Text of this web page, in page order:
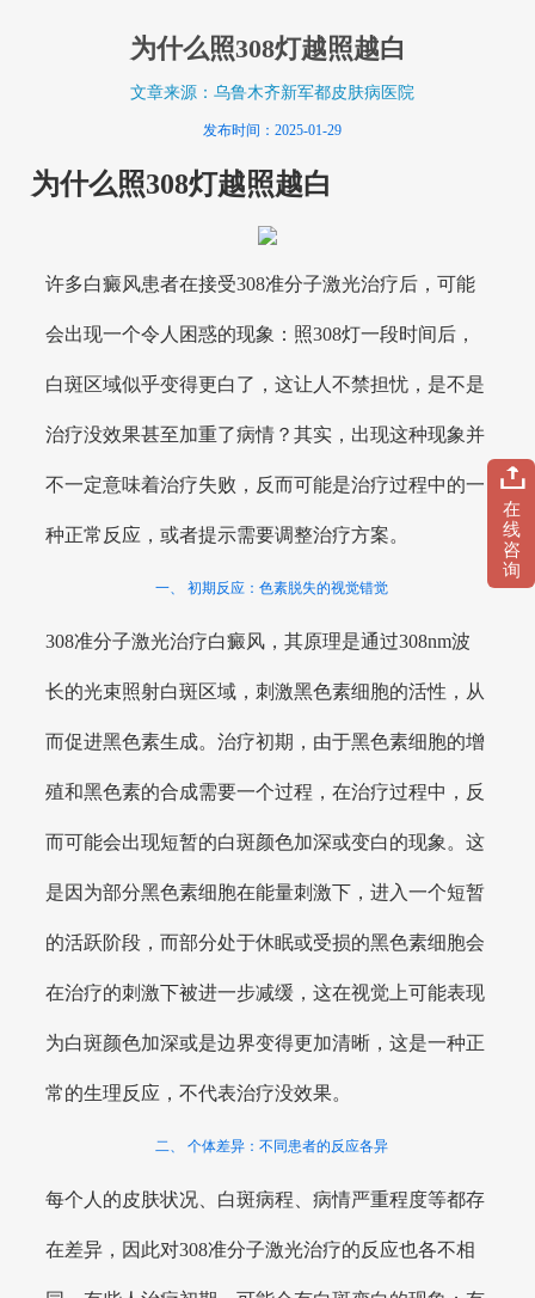
为什么照308灯越照越白
文章来源：乌鲁木齐新军都皮肤病医院
发布时间：2025-01-29
为什么照308灯越照越白
许多白癜风患者在接受308准分子激光治疗后，可能
会出现一个令人困惑的现象：照308灯一段时间后，
白斑区域似乎变得更白了，这让人不禁担忧，是不是
治疗没效果甚至加重了病情？其实，出现这种现象并
不一定意味着治疗失败，反而可能是治疗过程中的一
种正常反应，或者提示需要调整治疗方案。
一、 初期反应：色素脱失的视觉错觉
308准分子激光治疗白癜风，其原理是通过308nm波
长的光束照射白斑区域，刺激黑色素细胞的活性，从
而促进黑色素生成。治疗初期，由于黑色素细胞的增
殖和黑色素的合成需要一个过程，在治疗过程中，反
而可能会出现短暂的白斑颜色加深或变白的现象。这
是因为部分黑色素细胞在能量刺激下，进入一个短暂
的活跃阶段，而部分处于休眠或受损的黑色素细胞会
在治疗的刺激下被进一步减缓，这在视觉上可能表现
为白斑颜色加深或是边界变得更加清晰，这是一种正
常的生理反应，不代表治疗没效果。
二、 个体差异：不同患者的反应各异
每个人的皮肤状况、白斑病程、病情严重程度等都存
在差异，因此对308准分子激光治疗的反应也各不相
在
线
咨
询